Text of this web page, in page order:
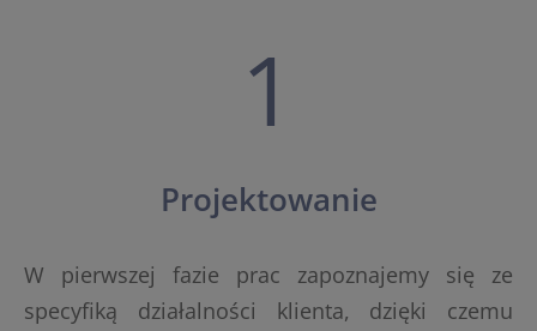
1
Projektowanie
W pierwszej fazie prac zapoznajemy się ze
specyfiką działalności klienta, dzięki czemu